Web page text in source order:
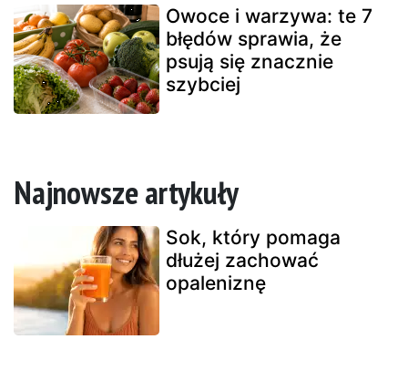
Owoce i warzywa: te 7
błędów sprawia, że
psują się znacznie
szybciej
Najnowsze artykuły
Sok, który pomaga
dłużej zachować
opaleniznę